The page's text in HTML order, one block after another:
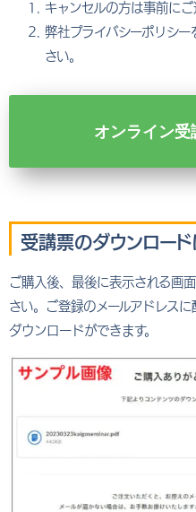
キャンセルの方は事前にご
弊社プライバシーポリシ
さい。
オンライン
受講票のダウンロード
ご購入後、最後に表示される画
さい。ご登録のメールアドレス
ダウンロードができます。